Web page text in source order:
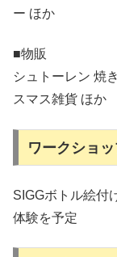
ー ほか
■物販
シュトーレン 焼
スマス雑貨 ほか
ワークショ
SIGGボトル絵付
体験を予定